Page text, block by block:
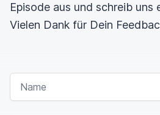
Episode aus und schreib uns
Vielen Dank für Dein
NAME